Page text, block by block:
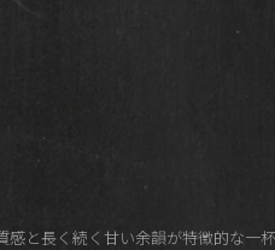
と長く続く甘い余韻が特徴的な一